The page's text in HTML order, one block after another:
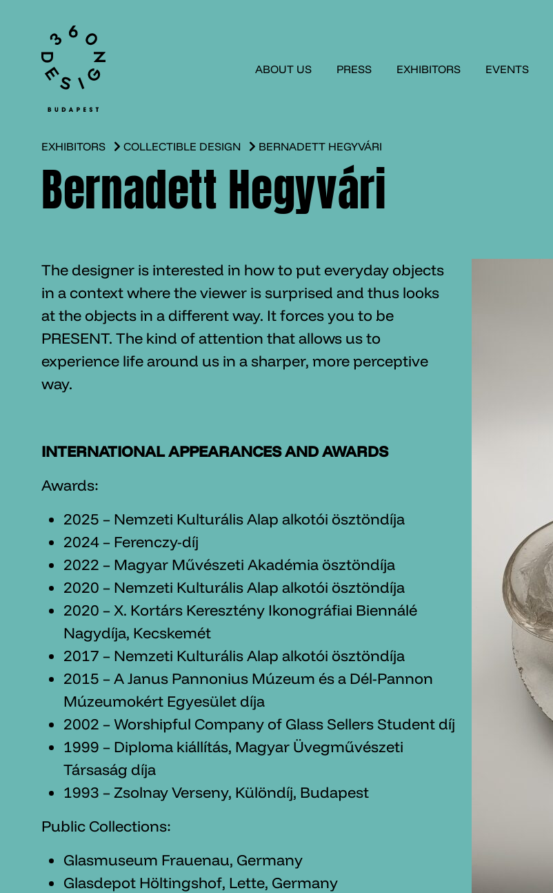
ABOUT US PRESS EXHIBITORS EVENTS
EXHIBITORS COLLECTIBLE DESIGN BERNADETT HEGYVÁRI
Bernadett Hegyvári
The designer is interested in how to put everyday objects
in a context where the viewer is surprised and thus looks
at the objects in a different way. It forces you to be
PRESENT. The kind of attention that allows us to
experience life around us in a sharper, more perceptive
way.
INTERNATIONAL APPEARANCES AND AWARDS
Awards:
2025 – Nemzeti Kulturális Alap alkotói ösztöndíja
2024 – Ferenczy-díj
2022 – Magyar Művészeti Akadémia ösztöndíja
2020 – Nemzeti Kulturális Alap alkotói ösztöndíja
2020 – X. Kortárs Keresztény Ikonográfiai Biennálé
Nagydíja, Kecskemét
2017 – Nemzeti Kulturális Alap alkotói ösztöndíja
2015 – A Janus Pannonius Múzeum és a Dél-Pannon
Múzeumokért Egyesület díja
2002 – Worshipful Company of Glass Sellers Student díj
1999 – Diploma kiállítás, Magyar Üvegművészeti
Társaság díja
1993 – Zsolnay Verseny, Különdíj, Budapest
Public Collections:
Glasmuseum Frauenau, Germany
Glasdepot Höltingshof, Lette, Germany